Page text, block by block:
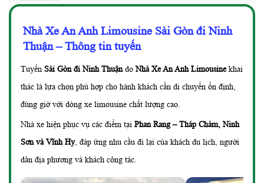
Nhà Xe An Anh Limousine Sài Gòn đi Ninh
Thuận – Thông tin tuyến
Tuyến Sài Gòn đi Ninh ThuậndoNhà Xe An Anh Limousinekhai
thác là lựa chọn phù hợp cho hành khách cần di chuyển ổn định,
đúng giờ với dòng xe limousine chất lượng cao.
Nhà xe hiện phục vụ các điểm tại Phan Rang – Tháp Chàm, Ninh
Sơn và Vĩnh Hy, đáp ứng nhu cầu đi lại của khách du lịch, người
dân địa phương và khách công tác.